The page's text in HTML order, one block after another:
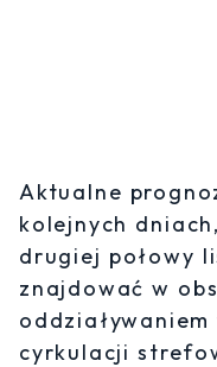
Aktualne
kolejnych
drugiej połowy
znajdować w
cyrkulacji